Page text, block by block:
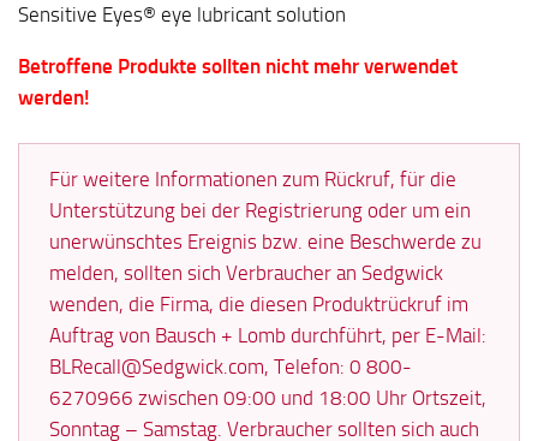
Sensitive Eyes® eye lubricant solution
Betroffene Produkte sollten nicht mehr verwendet
werden!
Für weitere Informationen zum Rückruf, für die
Unterstützung bei der Registrierung oder um ein
unerwünschtes Ereignis bzw. eine Beschwerde zu
melden, sollten sich Verbraucher an Sedgwick
wenden, die Firma, die diesen Produktrückruf im
Auftrag von Bausch + Lomb durchführt, per E-Mail:
BLRecall@Sedgwick.com, Telefon: 0 800-
6270966 zwischen 09:00 und 18:00 Uhr Ortszeit,
Sonntag – Samstag. Verbraucher sollten sich auch